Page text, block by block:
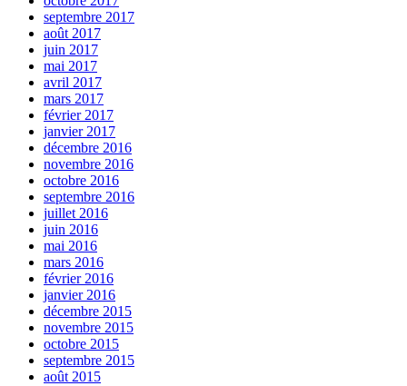
septembre 2017
août 2017
juin 2017
mai 2017
avril 2017
mars 2017
février 2017
janvier 2017
décembre 2016
novembre 2016
octobre 2016
septembre 2016
juillet 2016
juin 2016
mai 2016
mars 2016
février 2016
janvier 2016
décembre 2015
novembre 2015
octobre 2015
septembre 2015
août 2015